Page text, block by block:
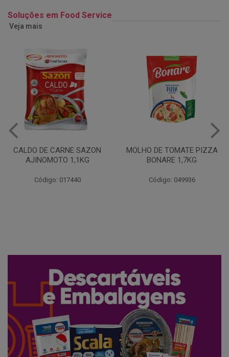
Soluções em Food Service
Veja mais
MOLHO DE TOMATE PIZZA
BONARE 1,7KG
Código: 049936
MARGARINA USO
PROFISSIONAL 80% CUKIN
Código: 062469